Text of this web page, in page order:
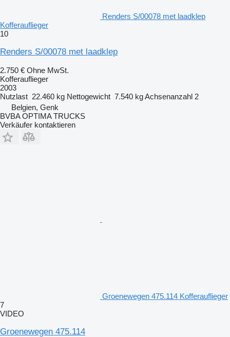
Renders S/00078 met laadklep
Kofferauflieger
10
Renders S/00078 met laadklep
2.750 € Ohne MwSt.
Kofferauflieger
2003
Nutzlast 22.460 kg Nettogewicht 7.540 kgAchsenanzahl 2
Belgien, Genk
BVBA OPTIMA TRUCKS
Verkäufer kontaktieren
Groenewegen 475.114 Kofferauflieger
7
VIDEO
Groenewegen 475.114